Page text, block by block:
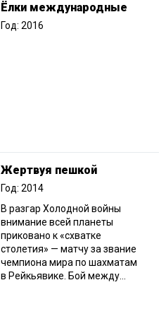
Ёлки международные
Год: 2016
Жертвуя пешкой
Год: 2014
В разгар Холодной войны
внимание всей планеты
приковано к «схватке
столетия» — матчу за звание
чемпиона мира по шахматам
в Рейкьявике. Бой между...